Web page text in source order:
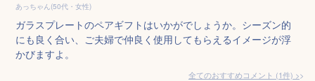
あっちゃん(50代・女性)
ガラスプレートのペアギフトはいかがでしょうか。シーズン的
にも良く合い、ご夫婦で仲良く使用してもらえるイメージが浮
かびますよ。
全てのおすすめコメント (1件) >